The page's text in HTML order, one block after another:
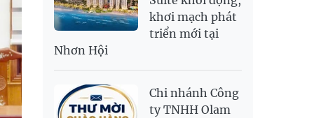
SAR
6,945.42
7,244.36
2,702.79
2,817.41
USD
26,000 26,030 26,410
khơi mạch phát
triển mới tại
Nhơn Hội
Chi nhánh Công
ty TNHH Olam